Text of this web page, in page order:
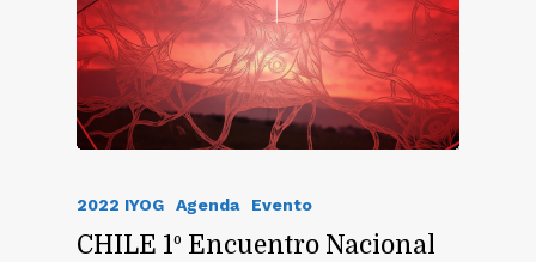
2022 IYOG Agenda Evento
CHILE 1º Encuentro Nacional